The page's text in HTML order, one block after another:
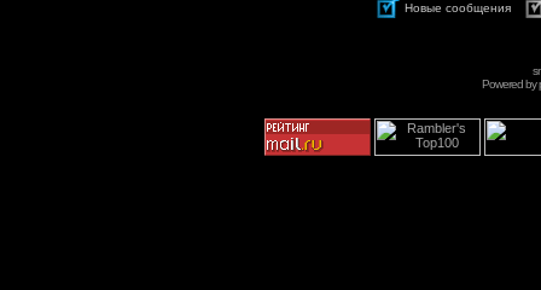
Новые сообщения
Powered by